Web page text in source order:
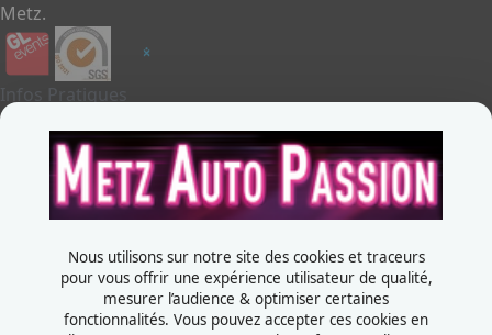
Metz.
Infos Pratiques
Je souhaite exposer
Metz Auto Passion
Contactez-nous
Rue de la Grange aux bois
57070 - Metz
Nous utilisons sur notre site des cookies et traceurs
pour vous offrir une expérience utilisateur de qualité,
mesurer l’audience & optimiser certaines
fonctionnalités. Vous pouvez accepter ces cookies en